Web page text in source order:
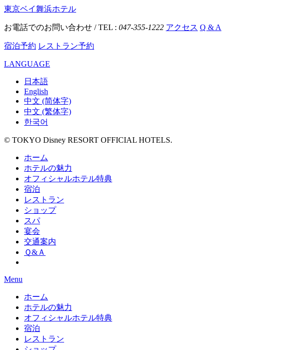
東京ベイ舞浜ホテル
お電話でのお問い合わせ / TEL : 047-355-1222 アクセス Q & A
宿泊予約 レストラン予約
LANGUAGE
日本語
English
中文 (简体字)
中文 (繁体字)
한국어
© TOKYO Disney RESORT OFFICIAL HOTELS.
ホーム
ホテルの魅力
オフィシャルホテル特典
宿泊
レストラン
ショップ
スパ
宴会
交通案内
Ｑ&Ａ
Menu
ホーム
ホテルの魅力
オフィシャルホテル特典
宿泊
レストラン